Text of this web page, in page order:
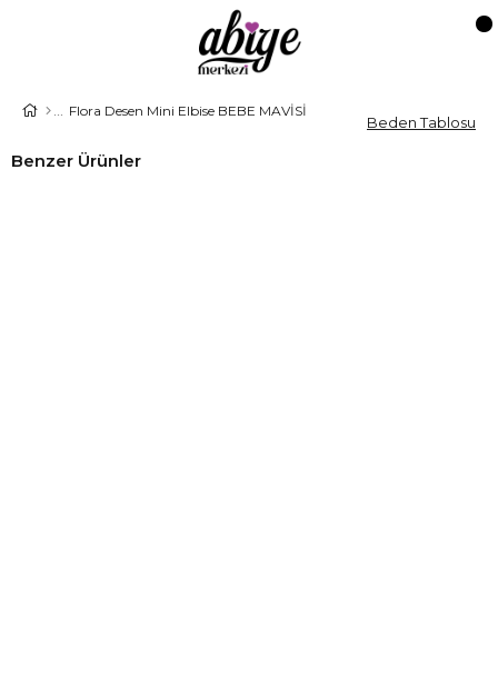
Flora Desen Mini Elbise BEBE MAVİSİ
Benzer Ürünler
Beden Tablosu